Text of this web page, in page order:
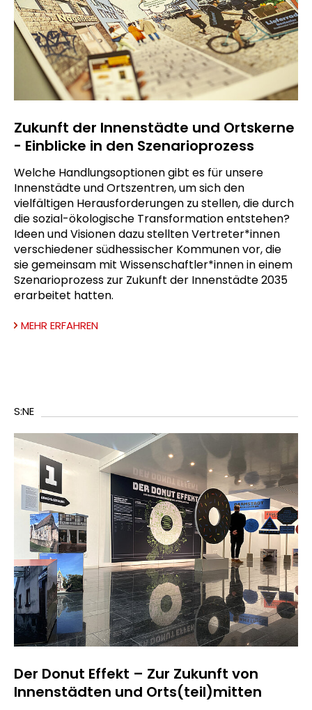
Zukunft der Innenstädte und Ortskerne
- Einblicke in den Szenarioprozess
Welche Handlungsoptionen gibt es für unsere
Innenstädte und Ortszentren, um sich den
vielfältigen Herausforderungen zu stellen, die durch
die sozial-ökologische Transformation entstehen?
Ideen und Visionen dazu stellten Vertreter*innen
verschiedener südhessischer Kommunen vor, die
sie gemeinsam mit Wissenschaftler*innen in einem
Szenarioprozess zur Zukunft der Innenstädte 2035
erarbeitet hatten.
MEHR ERFAHREN
S:NE
Der Donut Effekt – Zur Zukunft von
Innenstädten und Orts(teil)mitten